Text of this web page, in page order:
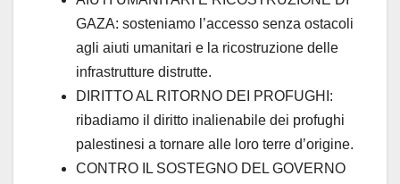
GAZA: sosteniamo l’accesso senza ostacoli
agli aiuti umanitari e la ricostruzione delle
infrastrutture distrutte.
DIRITTO AL RITORNO DEI PROFUGHI:
ribadiamo il diritto inalienabile dei profughi
palestinesi a tornare alle loro terre d’origine.
CONTRO IL SOSTEGNO DEL GOVERNO